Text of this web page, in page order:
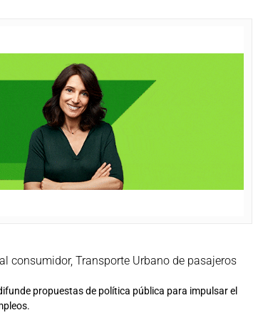
consumidor,Transporte Urbano de pasajeros
propuestas de política pública para impulsar el